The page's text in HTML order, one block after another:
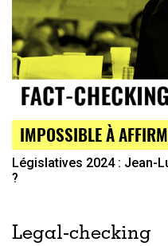
IMPOSSIBLE À
Législatives 2024 : Jean-
?
Legal-checking